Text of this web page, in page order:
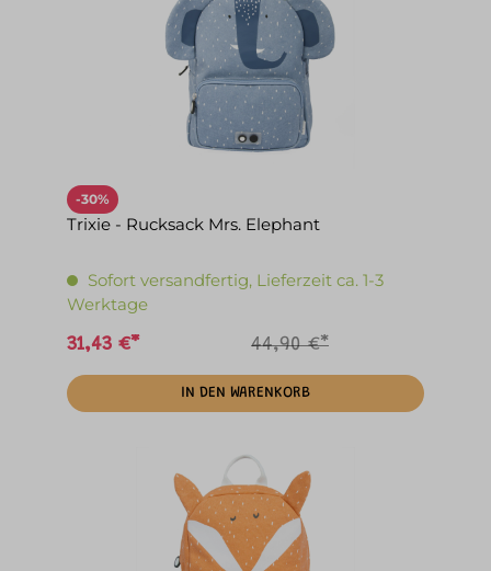
-30%
Trixie - Rucksack Mrs. Elephant
Sofort versandfertig, Lieferzeit ca. 1-3
Werktage
31,43 €* 44,90 €*
IN DEN WARENKORB